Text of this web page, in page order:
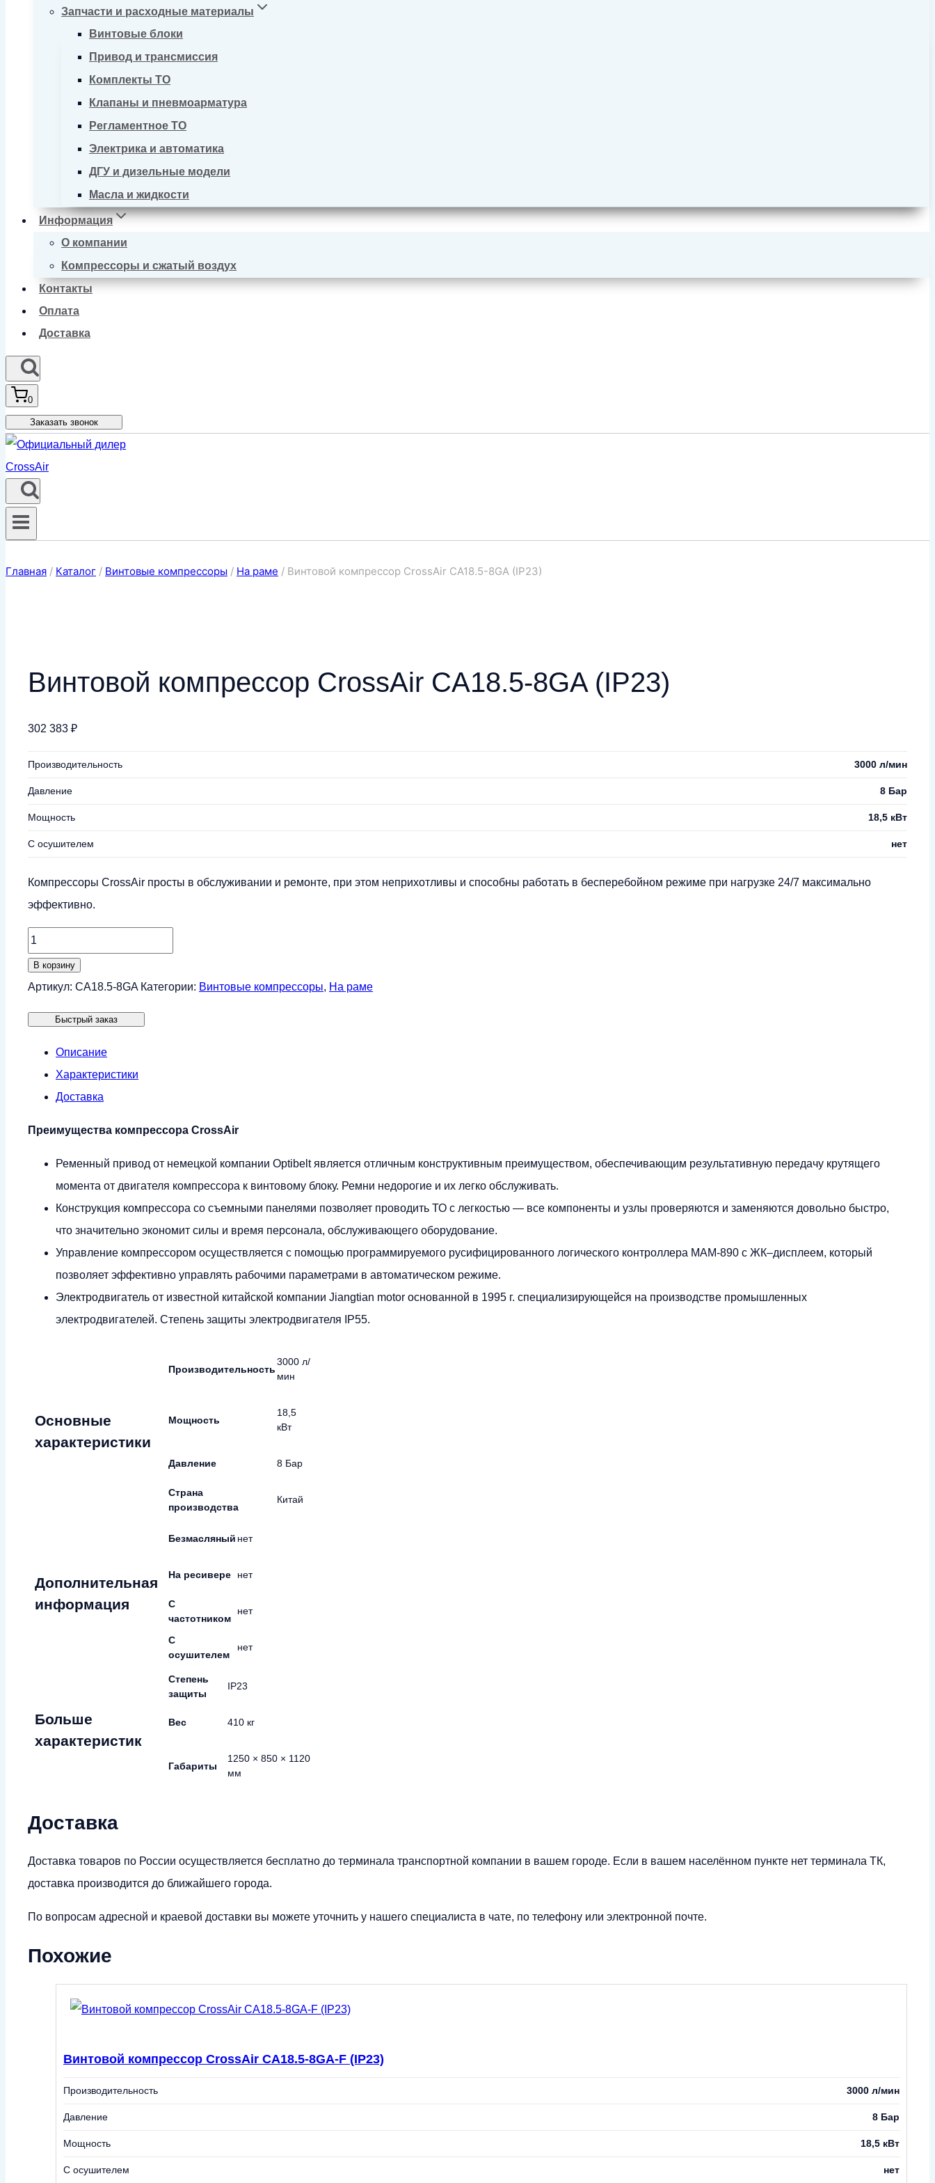
Запчасти и расходные материалы
Винтовые блоки
Привод и трансмиссия
Комплекты ТО
Клапаны и пневмоарматура
Регламентное ТО
Электрика и автоматика
ДГУ и дизельные модели
Масла и жидкости
Информация
О компании
Компрессоры и сжатый воздух
Контакты
Оплата
Доставка
0
Заказать звонок
Главная / Каталог / Винтовые компрессоры / На раме / Винтовой компрессор CrossAir CA18.5-8GA (IP23)
Винтовой компрессор CrossAir CA18.5-8GA (IP23)
302 383 ₽
Производительность 3000 л/мин
Давление 8 Бар
Мощность 18,5 кВт
С осушителем нет
Компрессоры CrossAir просты в обслуживании и ремонте, при этом неприхотливы и способны работать в бесперебойном режиме при нагрузке 24/7 максимально
эффективно.
Количество
товара
Винтовой
CrossAir
CA18.5-
8GA
(IP23)
В корзину
Артикул: CA18.5-8GA Категории: Винтовые компрессоры, На раме
Быстрый заказ
Описание
Характеристики
Доставка
Преимущества компрессора CrossAir
Ременный привод от немецкой компании Optibelt является отличным конструктивным преимуществом, обеспечивающим результативную передачу крутящего
момента от двигателя компрессора к винтовому блоку. Ремни недорогие и их легко обслуживать.
Конструкция компрессора со съемными панелями позволяет проводить ТО с легкостью — все компоненты и узлы проверяются и заменяются довольно быстро,
что значительно экономит силы и время персонала, обслуживающего оборудование.
Управление компрессором осуществляется с помощью программируемого русифицированного логического контроллера MAM-890 с ЖК–дисплеем, который
позволяет эффективно управлять рабочими параметрами в автоматическом режиме.
Электродвигатель от известной китайской компании Jiangtian motor основанной в 1995 г. специализирующейся на производстве промышленных
электродвигателей. Степень защиты электродвигателя IP55.
Основные
характеристики
Производительность
3000 л/
мин
Мощность
18,5
кВт
Давление 8 Бар
Страна
производства
Китай
Дополнительная
информация
Безмасляный нет
На ресивере нет
С
частотником
нет
С
осушителем
нет
Больше
характеристик
Степень
защиты
IP23
Вес 410 кг
Габариты
1250 × 850 × 1120
мм
Доставка
Доставка товаров по России осуществляется бесплатно до терминала транспортной компании в вашем городе. Если в вашем населённом пункте нет терминала ТК,
доставка производится до ближайшего города.
По вопросам адресной и краевой доставки вы можете уточнить у нашего специалиста в чате, по телефону или электронной почте.
Похожие
Винтовой компрессор CrossAir CA18.5-8GA-F (IP23)
Производительность 3000 л/мин
Давление 8 Бар
Мощность 18,5 кВт
С осушителем нет